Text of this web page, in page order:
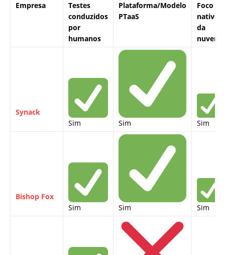
Empresa
Testes
conduzidos
por
humanos
Plataforma/Modelo
PTaaS
Foco
nativo
da
nuvem
Synack
Sim
Sim Sim
Bishop Fox
Sim
Sim Sim